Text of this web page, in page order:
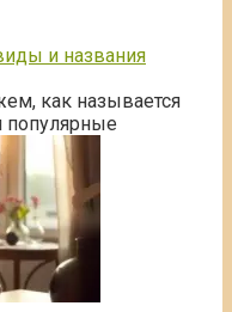
и названия
как называется
популярные